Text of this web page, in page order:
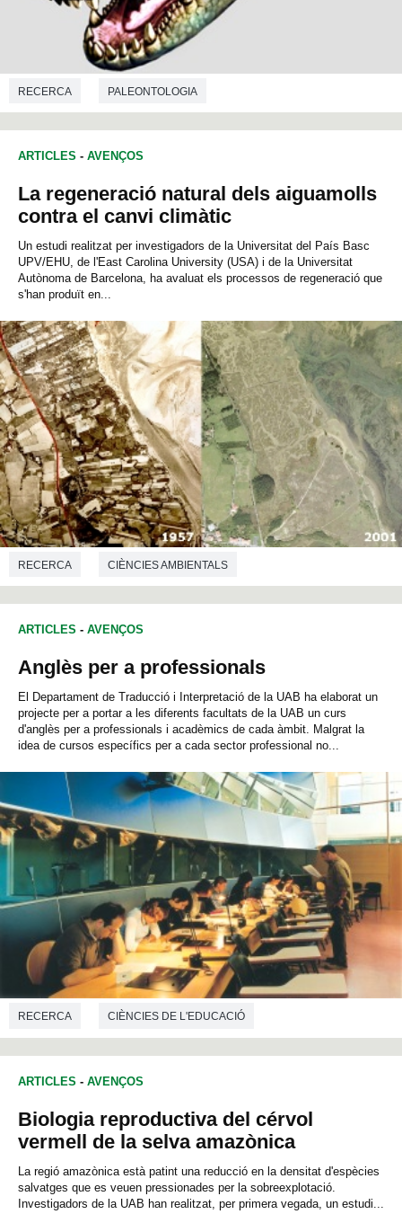
RECERCA PALEONTOLOGIA
ARTICLES - AVENÇOS
La regeneració natural dels aiguamolls
contra el canvi climàtic
Un estudi realitzat per investigadors de la Universitat del País Basc
UPV/EHU, de l'East Carolina University (USA) i de la Universitat
Autònoma de Barcelona, ha avaluat els processos de regeneració que
s'han produït en...
RECERCA CIÈNCIES AMBIENTALS
ARTICLES - AVENÇOS
Anglès per a professionals
El Departament de Traducció i Interpretació de la UAB ha elaborat un
projecte per a portar a les diferents facultats de la UAB un curs
d'anglès per a professionals i acadèmics de cada àmbit. Malgrat la
idea de cursos específics per a cada sector professional no...
RECERCA CIÈNCIES DE L'EDUCACIÓ
TRADUCCIÓ I INTERPRETACIÓ
ARTICLES - AVENÇOS
Biologia reproductiva del cérvol
vermell de la selva amazònica
La regió amazònica està patint una reducció en la densitat d'espècies
salvatges que es veuen pressionades per la sobreexplotació.
Investigadors de la UAB han realitzat, per primera vegada, un estudi...